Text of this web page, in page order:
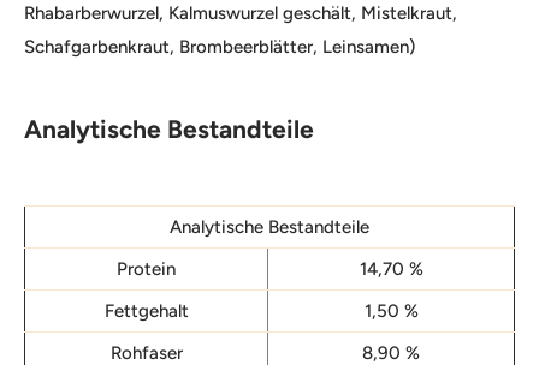
Rhabarberwurzel, Kalmuswurzel geschält, Mistelkraut,
Schafgarbenkraut, Brombeerblätter, Leinsamen)
Analytische Bestandteile
Analytische Bestandteile
Protein
14,70 %
Fettgehalt
1,50 %
Rohfaser
8,90 %